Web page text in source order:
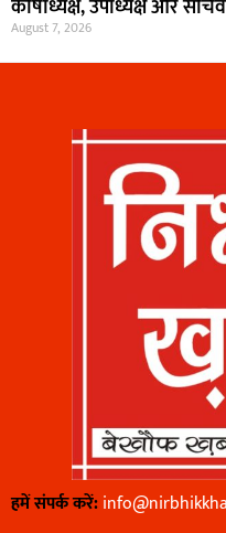
कोषाध्यक्ष, उपाध्यक्ष और
August 7, 2026
हमें संपर्क करें: